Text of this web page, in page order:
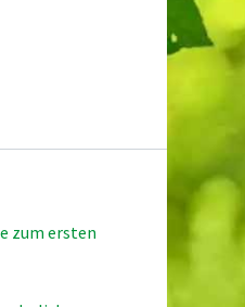
zum ersten